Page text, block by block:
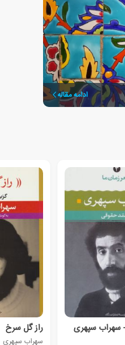
ادامه مقاله
سهراب سپهری راز گل سرخ
سهراب سپهری